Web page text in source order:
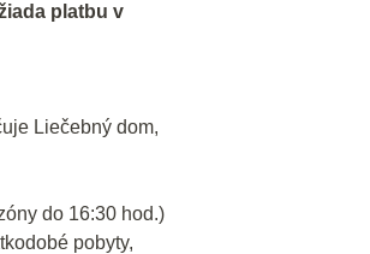
platbu v
Liečebný dom,
do 16:30 hod.)
pobyty,